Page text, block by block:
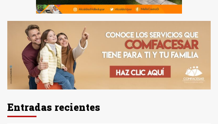
Entradas recientes